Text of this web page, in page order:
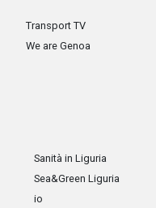
Transport TV
We are Genoa
Sanità in Liguria
Sea&Green Liguria
io